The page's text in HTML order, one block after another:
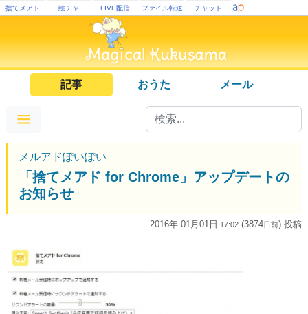
捨てメアド 絵チャ LIVE配信 ファイル転送 チャット
記事 おうた メール
メルアドぽいぽい
「捨てメアド for Chrome」アップデートの
お知らせ
2016年 01月01日 17:02 (3874日前) 投稿